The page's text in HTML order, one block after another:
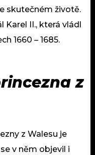
skutečném životě.
II., která vládl
1660 – 1685.
z
z Walesu je
v něm objevil i